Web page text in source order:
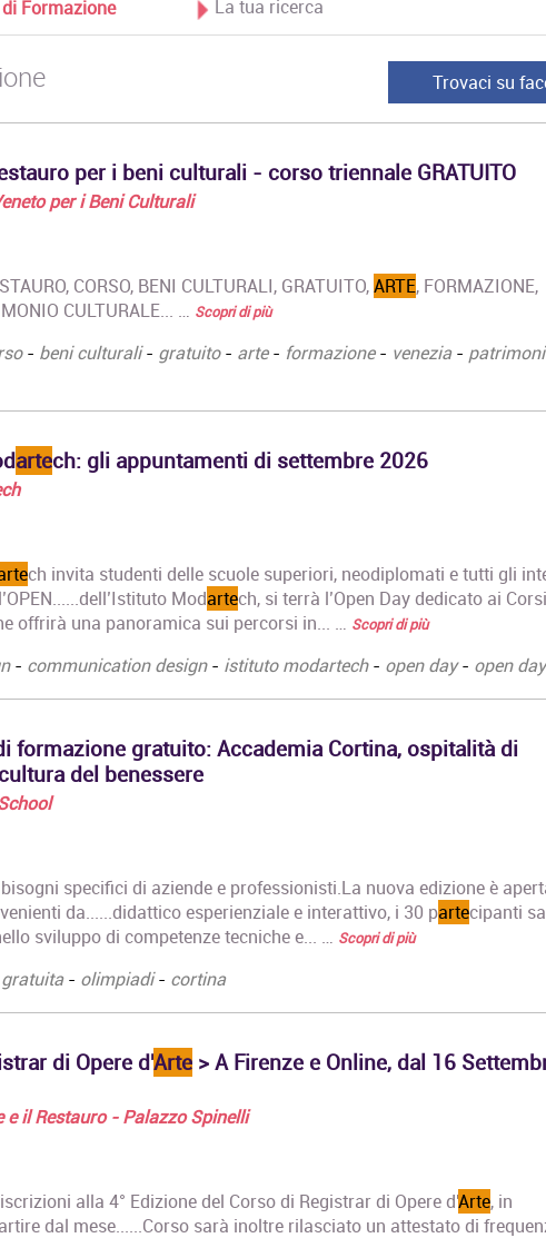
Formazione La tua ricerca
Trovaci su
per i beni culturali - corso triennale GRATUITO
per i Beni Culturali
CORSO, BENI CULTURALI, GRATUITO,ARTE, FORMAZIONE,
CULTURALE... … Scopri di più
- beni culturali- gratuito- arte- formazione- venezia-
artech: gli appuntamenti di settembre 2026
ch invita studenti delle scuole superiori, neodiplomati e tutti gli
Modartech, si terrà l’Open Day dedicato ai Corsi
offrirà una panoramica sui percorsi in... … Scopri di più
- communication design- istituto modartech- open day- open
formazione gratuito: Accademia Cortina, ospitalità di
del benessere
specifici di aziende e professionisti.La nuova edizione è
da......didattico esperienziale e interattivo, i 30 partecipanti
sviluppo di competenze tecniche e... … Scopri di più
gratuita- olimpiadi- cortina
di Opere d'Arte > A Firenze e Online, dal 16
e il Restauro - Palazzo Spinelli
alla 4° Edizione del Corso di Registrar di Opere d'Arte, in
dal mese......Corso sarà inoltre rilasciato un attestato di